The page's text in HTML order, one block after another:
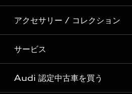
Audi Sport
Formula 1®
デジタルサービス
新車在庫検索
試乗車・展示車検索
見積り依頼
試乗予約
モデル一覧
特別仕様モデル / 限定モデル
e-tronラインアップ
価格シミュレーション
アクセサリー / コレクション
純正アクセサリー
オンラインショップ
サービス
サービス入庫予約
Audi 認定中古車を買う